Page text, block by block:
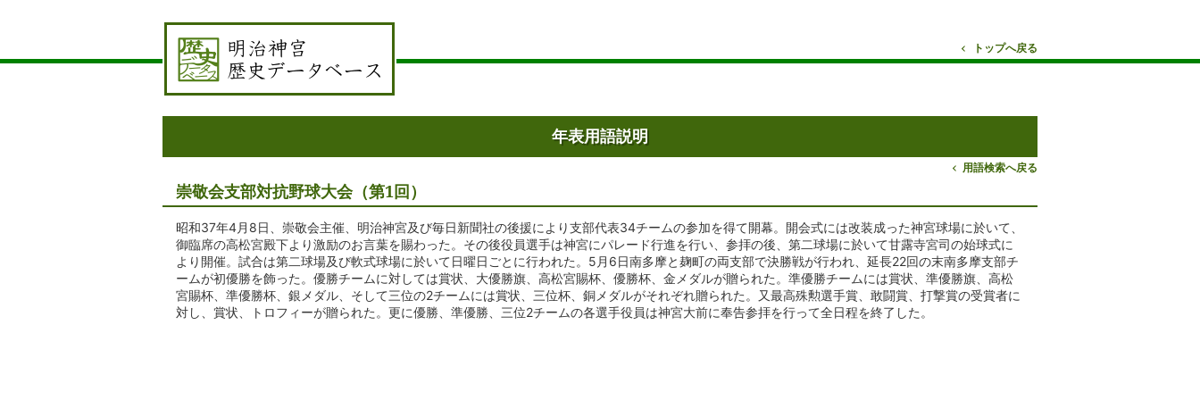
トップへ戻る
年表用語説明
用語検索へ戻る
崇敬会支部対抗野球大会（第1回）
昭和37年4月8日、崇敬会主催、明治神宮及び毎日新聞社の後援により支部代表34チームの参加を得て開幕。開会式には改装成った神宮球場に於いて、
御臨席の高松宮殿下より激励のお言葉を賜わった。その後役員選手は神宮にパレード行進を行い、参拝の後、第二球場に於いて甘露寺宮司の始球式に
より開催。試合は第二球場及び軟式球場に於いて日曜日ごとに行われた。5月6日南多摩と麹町の両支部で決勝戦が行われ、延長22回の末南多摩支部チ
ームが初優勝を飾った。優勝チームに対しては賞状、大優勝旗、高松宮賜杯、優勝杯、金メダルが贈られた。準優勝チームには賞状、準優勝旗、高松
宮賜杯、準優勝杯、銀メダル、そして三位の2チームには賞状、三位杯、銅メダルがそれぞれ贈られた。又最高殊勲選手賞、敢闘賞、打撃賞の受賞者に
対し、賞状、トロフィーが贈られた。更に優勝、準優勝、三位2チームの各選手役員は神宮大前に奉告参拝を行って全日程を終了した。